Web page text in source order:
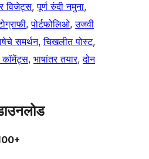
विजेट्स, पूर्ण रुंदी नमुना
, पोर्टफोलिओ, उजवी
समर्थन, चिखलीत पोस्ट
, भाषांतर तयार, दोन